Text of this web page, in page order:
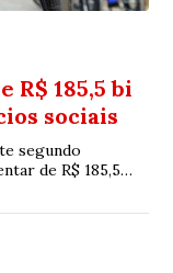
R$ 185,5 bi
sociais
segundo
de R$ 185,5